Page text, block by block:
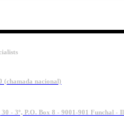
(chamada nacional)
- 3º, P.O. Box 8 - 9001-901 Funchal -